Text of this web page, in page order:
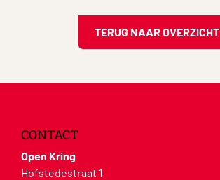
TERUG NAAR OVERZICHT
CONTACT
Open Kring
Hofstedestraat 1